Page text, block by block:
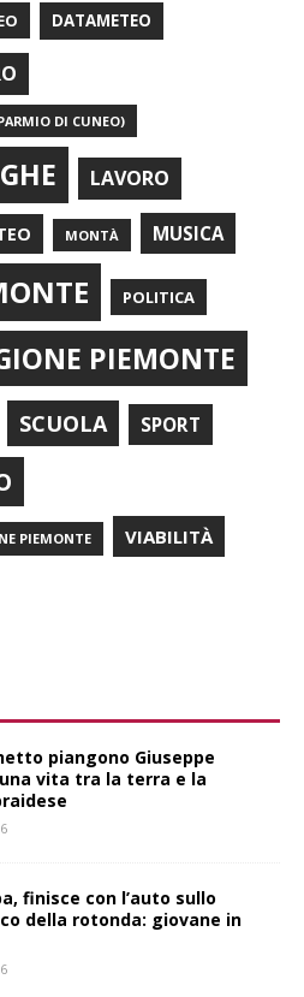
DATAMETEO
DI CUNEO)
LAVORO
MONTÀ MUSICA
POLITICA
PIEMONTE
SCUOLA SPORT
PIEMONTE VIABILITÀ
piangono Giuseppe
vita tra la terra e la
finisce con l’auto sullo
della rotonda: giovane in